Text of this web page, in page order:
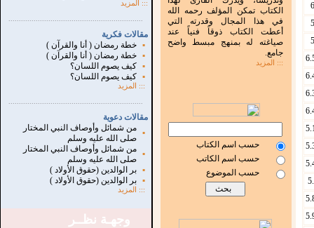
:::
المزيد
مقالات فكرية
▪
خطة رمضان ( أنا والقرآن )
▪
خطة رمضان ( أنا والقرآن )
▪
كيف يصوم اللسان؟
▪
كيف يصوم اللسان؟
:::
المزيد
مقالات دعوية
▪
من شمائل وأوصاف النبي المختار
صلى الله عليه وسلم
▪
من شمائل وأوصاف النبي المختار
صلى الله عليه وسلم
▪
بر الوالدين (حقوق الأولاد )
▪
بر الوالدين (حقوق الأولاد )
::: المزيد
وجهـة نظــر
الكتاب تمكن المؤلف رحمه الله
في هذا المجال وقدرته التي
أعطت الكتاب ذوقاً فنياً عند
صياغته له بمنهج مبسط واضح
جامع.
::: المزيد
حسب اسم الكتاب
حسب اسم الكاتب
حسب الموضوع